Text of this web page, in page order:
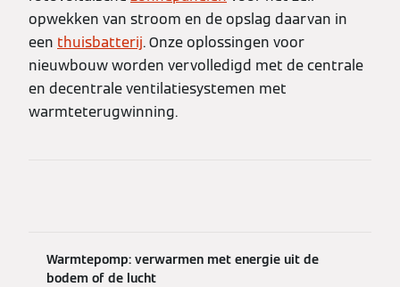
opwekken van stroom en de opslag daarvan in
een thuisbatterij. Onze oplossingen voor
nieuwbouw worden vervolledigd met de centrale
en decentrale ventilatiesystemen met
warmteterugwinning.
Warmtepomp: verwarmen met energie uit de
bodem of de lucht